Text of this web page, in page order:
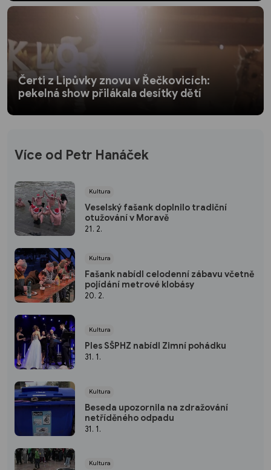
Čerti z Lipůvky znovu v Řečkovicích:
pekelná show přilákala desítky dětí
Více od Petr Hanáček
Kultura
Veselský fašank doplnilo tradiční
otužování v Moravě
21. 2.
Kultura
Fašank nabídl celodenní zábavu včetně
pojídání metrové klobásy
20. 2.
Kultura
Ples SŠPHZ nabídl Zimní pohádku
31. 1.
Kultura
Beseda upozornila na zdražování
netříděného odpadu
31. 1.
Kultura